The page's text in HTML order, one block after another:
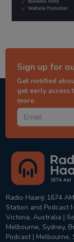
Sign up for
Get notified
get early access
more.
Radio Haanji 1674
Station and Podcast
Victoria, Australia |
Melbourne, Sydney,
Podcast |